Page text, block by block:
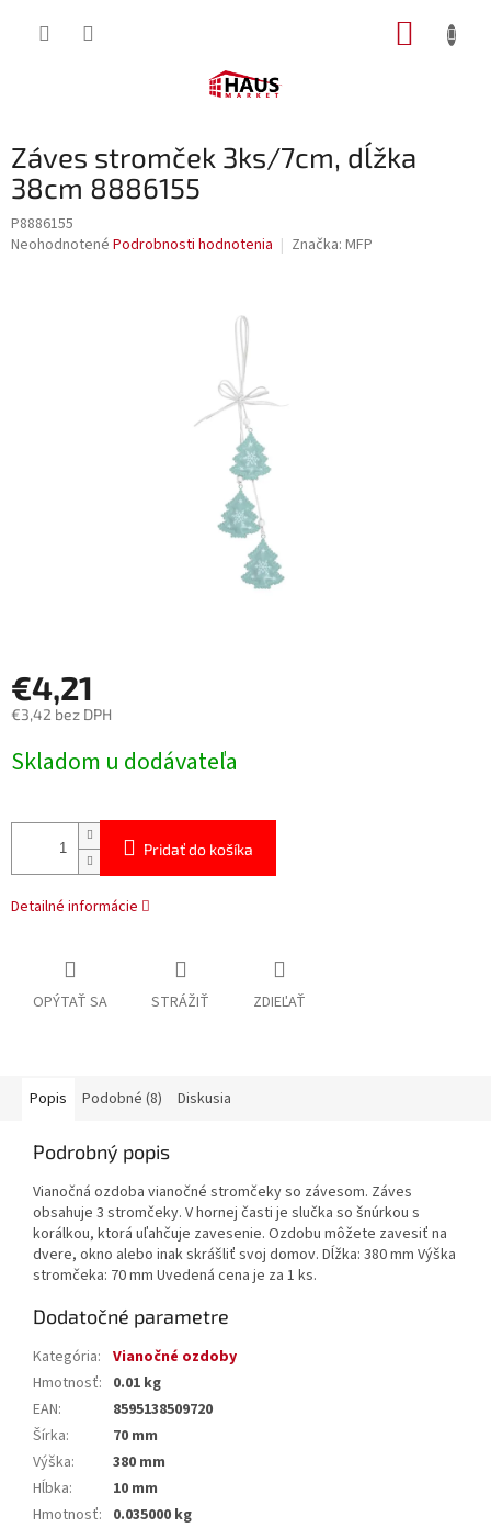
Záves stromček 3ks/7cm, dĺžka
38cm 8886155
P8886155
Priemerné
Neohodnotené Podrobnosti hodnotenia Značka: MFP
€4,21
€3,42 bez DPH
cena:
Skladom u dodávateľa
Pridať do košíka
Detailné informácie
OPÝTAŤ SA STRÁŽIŤ ZDIEĽAŤ
Popis Podobné (8) Diskusia
Podrobný popis
Vianočná ozdoba vianočné stromčeky so závesom. Záves
obsahuje 3 stromčeky. V hornej časti je slučka so šnúrkou s
korálkou, ktorá uľahčuje zavesenie. Ozdobu môžete zavesiť na
dvere, okno alebo inak skrášliť svoj domov. Dĺžka: 380 mm Výška
stromčeka: 70 mm Uvedená cena je za 1 ks.
Dodatočné parametre
Kategória: Vianočné ozdoby
Hmotnosť: 0.01 kg
EAN:
8595138509720
Šírka:
70 mm
Výška:
380 mm
Hĺbka:
10 mm
Hmotnosť: 0.035000 kg